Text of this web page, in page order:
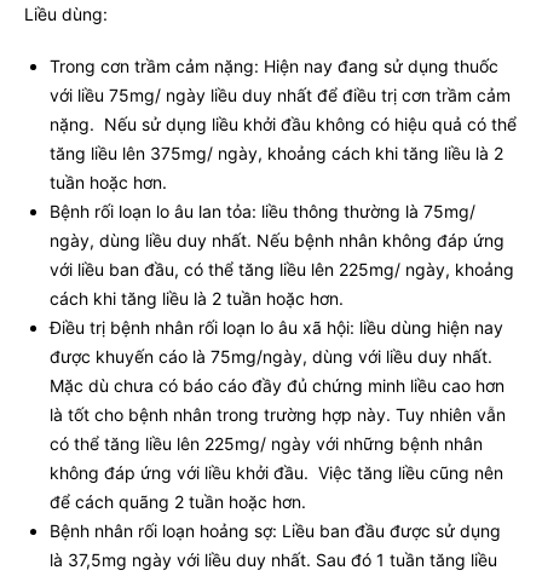
Liều dùng:
Trong cơn trầm cảm nặng: Hiện nay đang sử dụng thuốc
với liều 75mg/ ngày liều duy nhất để điều trị cơn trầm cảm
nặng. Nếu sử dụng liều khởi đầu không có hiệu quả có thể
tăng liều lên 375mg/ ngày, khoảng cách khi tăng liều là 2
tuần hoặc hơn.
Bệnh rối loạn lo âu lan tỏa: liều thông thường là 75mg/
ngày, dùng liều duy nhất. Nếu bệnh nhân không đáp ứng
với liều ban đầu, có thể tăng liều lên 225mg/ ngày, khoảng
cách khi tăng liều là 2 tuần hoặc hơn.
Điều trị bệnh nhân rối loạn lo âu xã hội: liều dùng hiện nay
được khuyến cáo là 75mg/ngày, dùng với liều duy nhất.
Mặc dù chưa có báo cáo đầy đủ chứng minh liều cao hơn
là tốt cho bệnh nhân trong trường hợp này. Tuy nhiên vẫn
có thể tăng liều lên 225mg/ ngày với những bệnh nhân
không đáp ứng với liều khởi đầu. Việc tăng liều cũng nên
để cách quãng 2 tuần hoặc hơn.
Bệnh nhân rối loạn hoảng sợ: Liều ban đầu được sử dụng
là 37,5mg ngày với liều duy nhất. Sau đó 1 tuần tăng liều